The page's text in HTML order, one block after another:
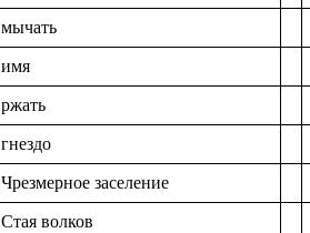
мычать
имя
ржать
гнездо
Чрезмерное заселение
Стая волков